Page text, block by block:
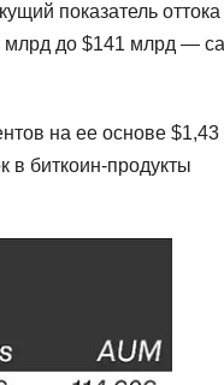
показатель оттока
млрд до $141 млрд —
на ее основе $1,43
в биткоин-продукты